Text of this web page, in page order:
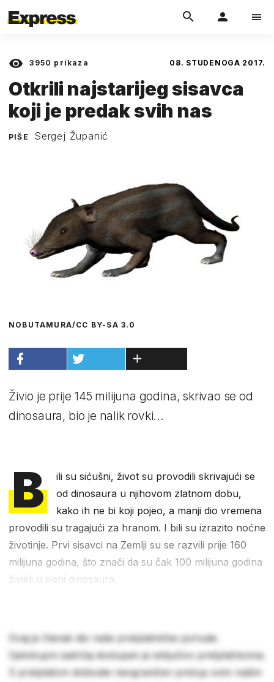
3950 prikaza 08. STUDENOGA 2017.
Otkrili najstarijeg sisavca
koji je predak svih nas
PIŠE Sergej Županić
NOBUTAMURA/CC BY-SA 3.0
Živio je prije 145 milijuna godina, skrivao se od
dinosaura, bio je nalik rovki...
B
ili su sićušni, život su provodili skrivajući se
od dinosaura u njihovom zlatnom dobu,
kako ih ne bi koji pojeo, a manji dio vremena
provodili su tragajući za hranom. I bili su izrazito noćne
životinje. Prvi sisavci na Zemlji su se razvili prije 160
milijuna godina, što znači da su čak 100 milijuna godina
živjeli u sjeni dinosaura.
Ovaj je članak dio naše pretplatničke ponude.
Cjelokupni sadržaj dostupan je isključivo pretplatnicima.
S pretplatom dobivate neograničen pristup svim našim